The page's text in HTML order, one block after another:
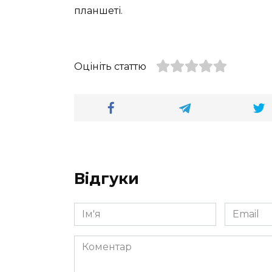
планшеті.
Оцініть статтю
Відгуки
Ім'я
*
Email
*
Коментар